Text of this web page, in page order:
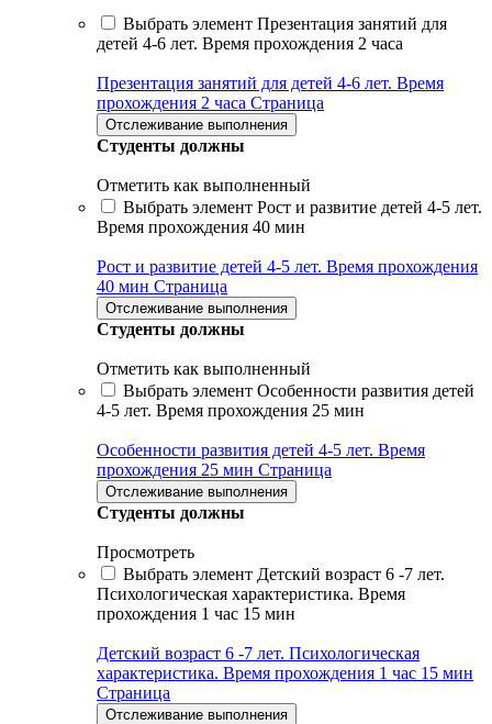
Выбрать элемент Презентация занятий для
детей 4-6 лет. Время прохождения 2 часа
Презентация занятий для детей 4-6 лет. Время
прохождения 2 часа Страница
Отслеживание выполнения
Студенты должны
Отметить как выполненный
Выбрать элемент Рост и развитие детей 4-5 лет.
Время прохождения 40 мин
Рост и развитие детей 4-5 лет. Время прохождения
40 мин Страница
Отслеживание выполнения
Студенты должны
Отметить как выполненный
Выбрать элемент Особенности развития детей
4-5 лет. Время прохождения 25 мин
Особенности развития детей 4-5 лет. Время
прохождения 25 мин Страница
Отслеживание выполнения
Студенты должны
Просмотреть
Выбрать элемент Детский возраст 6 -7 лет.
Психологическая характеристика. Время
прохождения 1 час 15 мин
Детский возраст 6 -7 лет. Психологическая
характеристика. Время прохождения 1 час 15 мин
Страница
Отслеживание выполнения